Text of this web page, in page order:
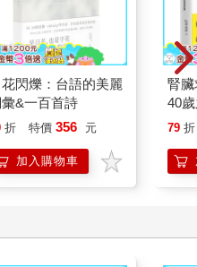
花閃爍：台語的美麗
&一百首詩
折 特價 356 元
加入購物車
腎
40
就
79 折